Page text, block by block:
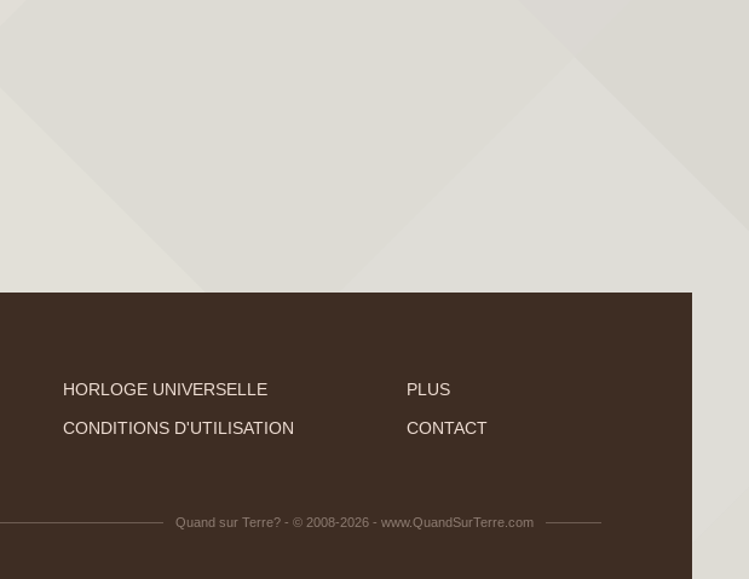
HORLOGE UNIVERSELLE
PLUS
CONDITIONS D'UTILISATION CONTACT
Quand sur Terre? - © 2008-2026 - www.QuandSurTerre.com